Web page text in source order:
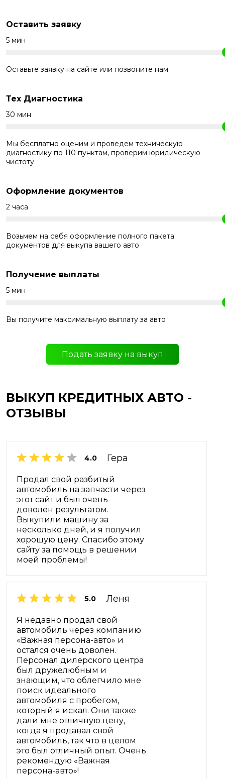
Оставить заявку
5 мин
Оставьте заявку на сайте или позвоните нам
Тех Диагностика
30 мин
Мы бесплатно оценим и проведем техническую
диагностику по 110 пунктам, проверим юридическую
чистоту
Оформление документов
2 часа
Возьмем на себя оформление полного пакета
документов для выкупа вашего авто
Получение выплаты
5 мин
Вы получите максимальную выплату за авто
Подать заявку на выкуп
ВЫКУП КРЕДИТНЫХ АВТО -
ОТЗЫВЫ
4.0 Гера
Продал свой разбитый
автомобиль на запчасти через
этот сайт и был очень
доволен результатом.
Выкупили машину за
несколько дней, и я получил
хорошую цену. Спасибо этому
сайту за помощь в решении
моей проблемы!
5.0 Леня
Я недавно продал свой
автомобиль через компанию
«Важная персона-авто» и
остался очень доволен.
Персонал дилерского центра
был дружелюбным и
знающим, что облегчило мне
поиск идеального
автомобиля с пробегом,
который я искал. Они также
дали мне отличную цену,
когда я продавал свой
автомобиль, так что в целом
это был отличный опыт. Очень
рекомендую «Важная
персона-авто»!